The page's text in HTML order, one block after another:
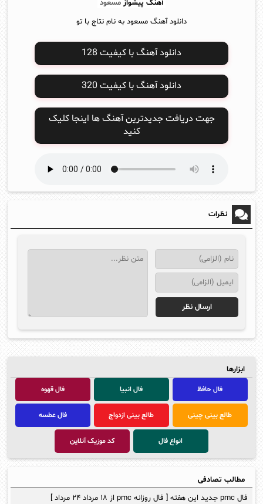
آهنگ پیشواز مسعود
دانلود آهنگ مسعود به نام نتاج با تو
دانلود آهنگ با کیفیت 128
دانلود آهنگ با کیفیت 320
جهت دریافت جدیدترین آهنگ ها اینجا کلیک
کنید
نظرات
ابزارها
فال حافظ فال انبیا فال قهوه
طالع بینی چینی طالع بینی ازدواج فال عطسه
انواع فال کد موزیک آنلاین
مطالب تصادفی
فال pmc جدید این هفته [ فال روزانه pmc از ۱۸ مرداد ۲۴ مرداد ]